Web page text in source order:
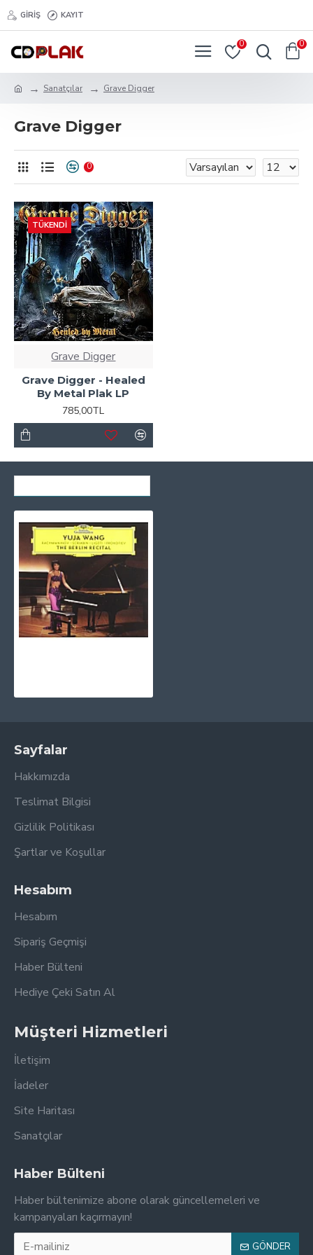
GIRIŞ KAYIT
0 0
Sanatçılar Grave Digger
Grave Digger
0
TÜKENDI
Grave Digger
Grave Digger - Healed
By Metal Plak LP
785,00TL
Sayfalar
Hakkımızda
Teslimat Bilgisi
Gizlilik Politikası
Şartlar ve Koşullar
Hesabım
Hesabım
Sipariş Geçmişi
Haber Bülteni
Hediye Çeki Satın Al
Müşteri Hizmetleri
İletişim
İadeler
Site Haritası
Sanatçılar
Haber Bülteni
Haber bültenimize abone olarak güncellemeleri ve
kampanyaları kaçırmayın!
GÖNDER